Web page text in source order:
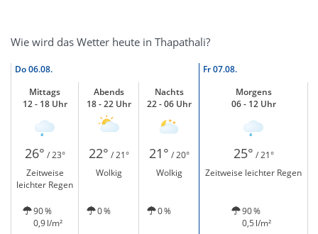
Wie wird das Wetter heute in Thapathali?
Do06.08. Fr07.08.
Mittags
12 - 18 Uhr
Abends
18 - 22 Uhr
Nachts
22 - 06 Uhr
Morgens
06 - 12 Uhr
26° / 23° 22° / 21° 21° / 20° 25° / 21°
Zeitweise
leichter Regen
Wolkig Wolkig Zeitweise leichter Regen
90 %
0,9 l/m²
0 % 0 %
90 %
0,5 l/m²